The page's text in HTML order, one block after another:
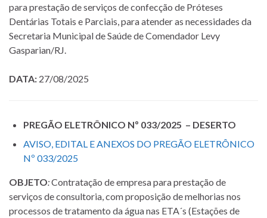
para prestação de serviços de confecção de Próteses
Dentárias Totais e Parciais, para atender as necessidades da
Secretaria Municipal de Saúde de Comendador Levy
Gasparian/RJ
DATA: 27/08/2025
PREGÃO ELETRÔNICO Nº 033/2025 – DESERTO
AVISO, EDITAL E ANEXOS DO PREGÃO ELETRÔNICO
Nº 033/2025
OBJETO:Contratação de empresa para prestação de
serviços de consultoria, com proposição de melhorias nos
processos de tratamento da água nas ETA´s (Estações de